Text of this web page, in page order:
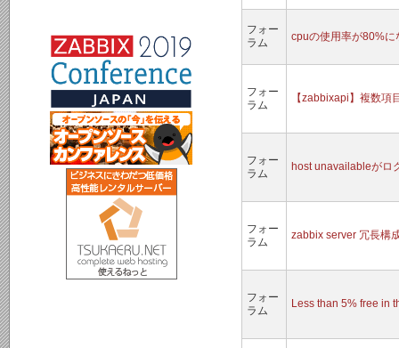
フォー
ラム
cpuの使用率が80%に
フォー
ラム
【zabbixapi】複数項
フォー
ラム
host unavailableがロ
フォー
ラム
zabbix server 冗長構
フォー
ラム
Less than 5% free in